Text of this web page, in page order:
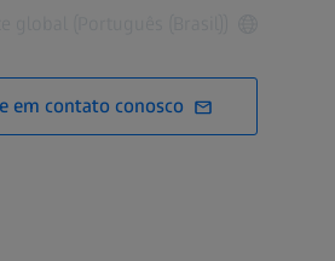
em contato conosco